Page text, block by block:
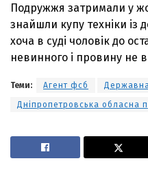
Подружжя затримали у
знайшли купу техніки із
хоча в суді чоловік до
невинного і провину не
Теми: Агент фсб
Дніпропетровська обласна